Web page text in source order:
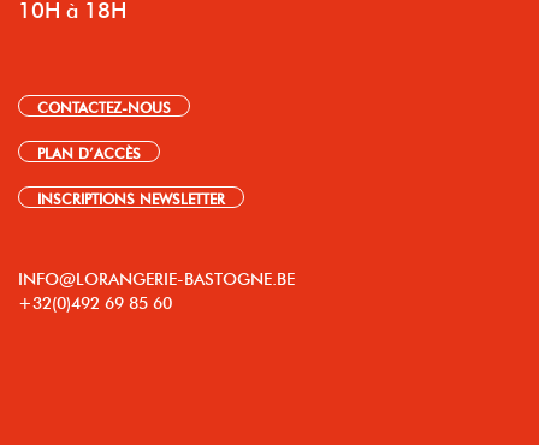
10H à 18H
CONTACTEZ-NOUS
PLAN D’ACCÈS
INSCRIPTIONS NEWSLETTER
INFO@LORANGERIE-BASTOGNE.BE
+32(0)492 69 85 60